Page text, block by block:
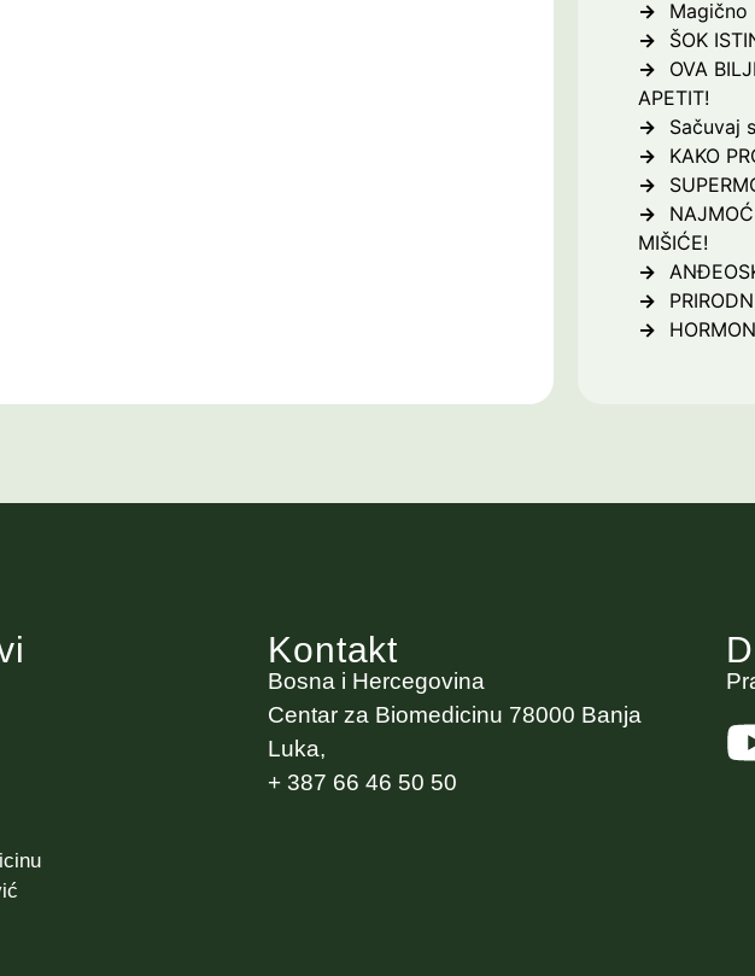
Magično
ŠOK
OVA
APETIT!
Sačuvaj
KAKO
MIŠIĆE!
Kontakt
Bosna i Hercegovina
Centar za Biomedicinu 78000 Banja
Luka,
+ 387 66 46 50 50